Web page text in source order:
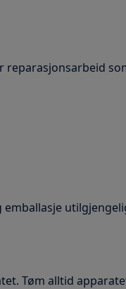
reparasjonsarbeid
emballasje
Tøm alltid